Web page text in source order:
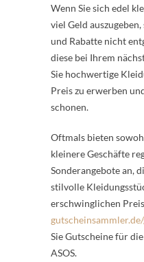
Wenn Sie sich edel
viel Geld
und Rabatte nicht
diese bei Ihrem
Sie hochwertige
Preis zu erwerben
schonen.
Oftmals bieten
kleinere Geschäfte
Sonderangebote an,
stilvolle
erschwinglichen
Sie Gutscheine für
ASOS.